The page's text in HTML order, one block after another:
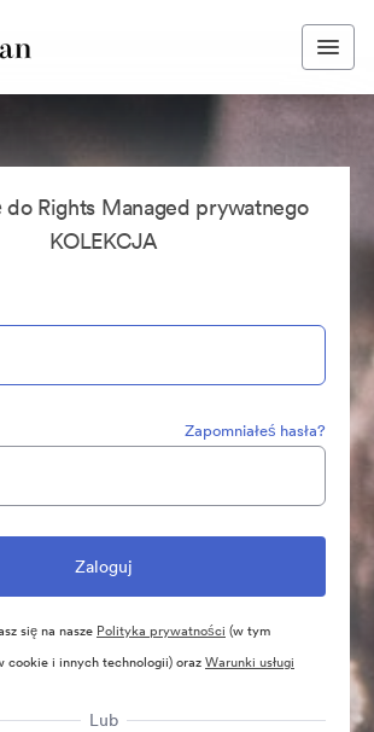
do Rights Managed prywatnego
KOLEKCJA
Zapomniałeś hasła?
się na nasze Polityka prywatności (w tym
cookie i innych technologii) orazWarunki usługi
Lub